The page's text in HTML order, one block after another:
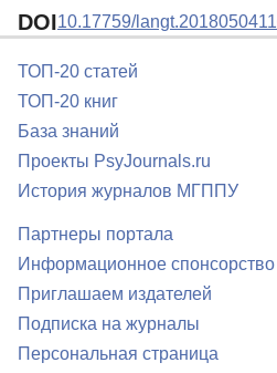
DOI10.17759/langt.2018050411
ТОП-20 статей
ТОП-20 книг
База знаний
Проекты PsyJournals.ru
История журналов МГППУ
Партнеры портала
Информационное спонсорство
Приглашаем издателей
Подписка на журналы
Персональная страница